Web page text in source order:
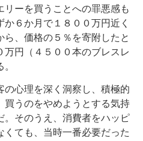
ーを買うことへの罪悪感も
６か月で１８００万円近く
、価格の５％を寄附したと
万円（４５００本のブレスレ
理を深く洞察し、積極的
買うのをやめようとする気持
。そのうえ、消費者をハッピ
ても、当時一番必要だった